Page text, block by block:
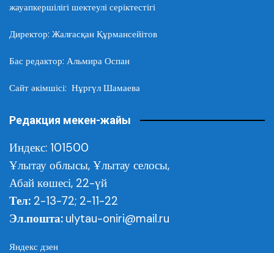
жауапкершілігі шектеулі серіктестігі
Директор: Жалғасқан Құрмансейітов
Бас редактор: Альмира Оспан
Сайт әкімшісі: Нұргүл Шамаева
Редакция мекен-жайы
Индекс: 101500
Ұлытау облысы, Ұлытау селосы,
Абай көшесі, 22-үй
Тел: 2-13-72; 2-11-22
Эл.пошта: ulytau-oniri@mail.ru
Яндекс дзен